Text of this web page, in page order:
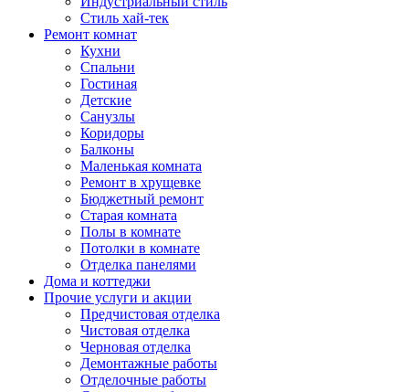
Стиль хай-тек
Ремонт комнат
Кухни
Спальни
Гостиная
Детские
Санузлы
Коридоры
Балконы
Маленькая комната
Ремонт в хрущевке
Бюджетный ремонт
Старая комната
Полы в комнате
Потолки в комнате
Отделка панелями
Дома и коттеджи
Прочие услуги и акции
Предчистовая отделка
Чистовая отделка
Черновая отделка
Демонтажные работы
Отделочные работы